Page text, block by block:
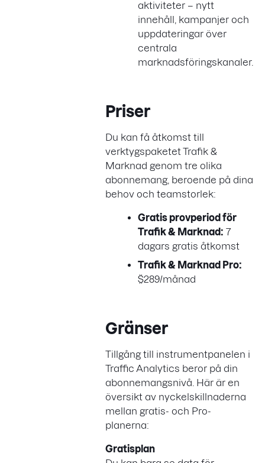
aktiviteter – nytt
innehåll, kampanjer och
uppdateringar över
centrala
marknadsföringskanaler.
Priser
Du kan få åtkomst till
verktygspaketet Trafik &
Marknad genom tre olika
abonnemang, beroende på dina
behov och teamstorlek:
Gratis provperiod för
Trafik & Marknad: 7
dagars gratis åtkomst
Trafik & Marknad Pro:
$289/månad
Gränser
Tillgång till instrumentpanelen i
Traffic Analytics beror på din
abonnemangsnivå. Här är en
översikt av nyckelskillnaderna
mellan gratis- och Pro-
planerna:
Gratisplan